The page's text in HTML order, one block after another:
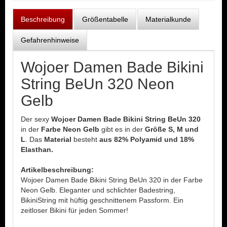
Beschreibung Größentabelle Materialkunde
Gefahrenhinweise
Wojoer Damen Bade Bikini
String BeUn 320 Neon
Gelb
Der sexy Wojoer Damen Bade Bikini String BeUn 320
in der Farbe Neon Gelb gibt es in der Größe S, M und
L . Das Material besteht aus 82% Polyamid und 18%
Elasthan.
Artikelbeschreibung:
Wojoer Damen Bade Bikini String BeUn 320 in der Farbe
Neon Gelb. Eleganter und schlichter Badestring,
BikiniString mit hüftig geschnittenem Passform. Ein
zeitloser Bikini für jeden Sommer!